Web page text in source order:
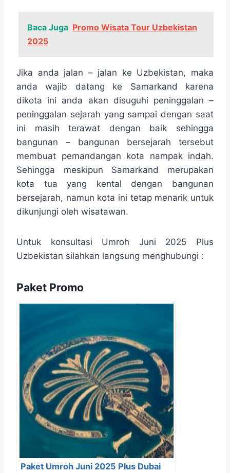
Baca Juga Promo Wisata Tour Uzbekistan
2025
Jika anda jalan – jalan ke Uzbekistan, maka
anda wajib datang ke Samarkand karena
dikota ini anda akan disuguhi peninggalan –
peninggalan sejarah yang sampai dengan saat
ini masih terawat dengan baik sehingga
bangunan – bangunan bersejarah tersebut
membuat pemandangan kota nampak indah.
Sehingga meskipun Samarkand merupakan
kota tua yang kental dengan bangunan
bersejarah, namun kota ini tetap menarik untuk
dikunjungi oleh wisatawan.
Untuk konsultasi Umroh Juni 2025 Plus
Uzbekistan silahkan langsung menghubungi :
Paket Promo
Paket Umroh Juni 2025 Plus Dubai